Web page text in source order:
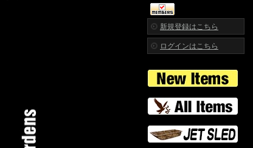
新規登録はこちら
ログインはこちら